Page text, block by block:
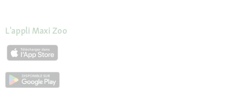
L'appli Maxi Zoo